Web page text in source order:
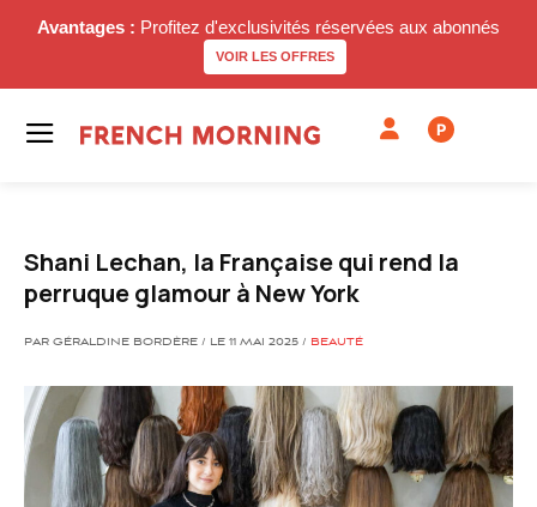
Avantages : Profitez d'exclusivités réservées aux abonnés
VOIR LES OFFRES
P
Shani Lechan, la Française qui rend la
perruque glamour à New York
PAR GÉRALDINE BORDÈRE / LE 11 MAI 2025 / BEAUTÉ